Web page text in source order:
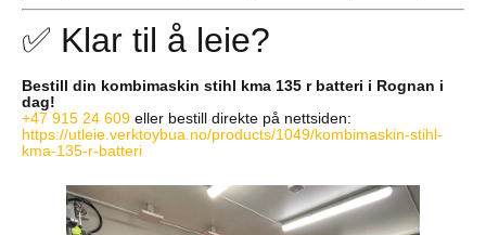
✅ Klar til å leie?
Bestill din kombimaskin stihl kma 135 r batteri i Rognan i
dag!
+47 915 24 609 eller bestill direkte på nettsiden:
https://utleie.verktoybua.no/products/1049/kombimaskin-stihl-
kma-135-r-batteri